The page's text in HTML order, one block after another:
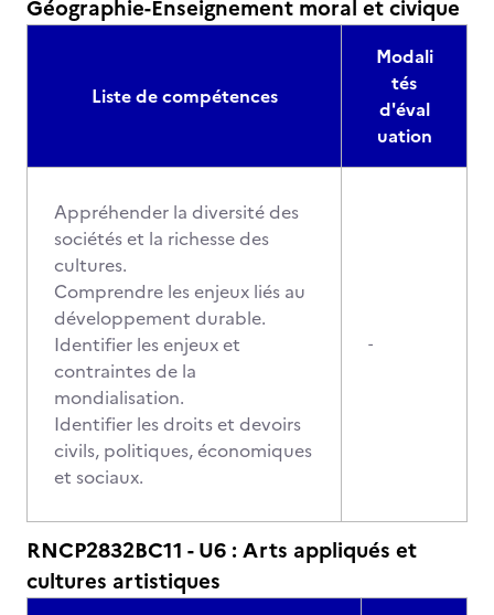
Géographie-Enseignement moral et civique
Liste de compétences
Modali
tés
d'éval
uation
Appréhender la diversité des
sociétés et la richesse des
cultures.
Comprendre les enjeux liés au
développement durable.
Identifier les enjeux et
contraintes de la
mondialisation.
Identifier les droits et devoirs
civils, politiques, économiques
et sociaux.
-
RNCP2832BC11 - U6 : Arts appliqués et
cultures artistiques